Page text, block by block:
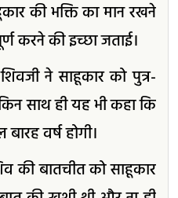
की भक्ति का मान रखने
करने की इच्छा जताई।
ने साहूकार को पुत्र-
साथ ही यह भी कहा कि
वर्ष होगी।
की बातचीत को साहूकार